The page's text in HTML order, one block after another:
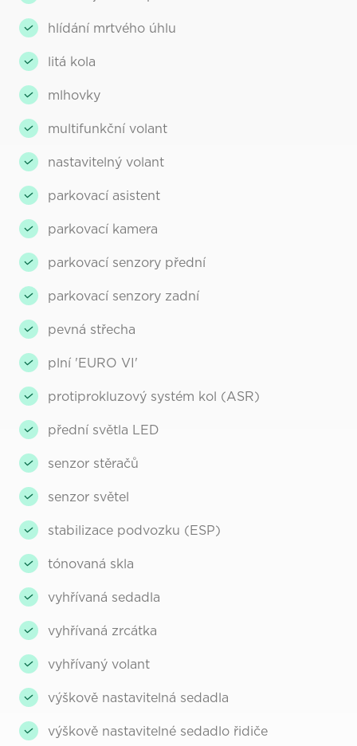
hlídání mrtvého úhlu
litá kola
mlhovky
multifunkční volant
nastavitelný volant
parkovací asistent
parkovací kamera
parkovací senzory přední
parkovací senzory zadní
pevná střecha
plní 'EURO VI'
protiprokluzový systém kol (ASR)
přední světla LED
senzor stěračů
senzor světel
stabilizace podvozku (ESP)
tónovaná skla
vyhřívaná sedadla
vyhřívaná zrcátka
vyhřívaný volant
výškově nastavitelná sedadla
výškově nastavitelné sedadlo řidiče